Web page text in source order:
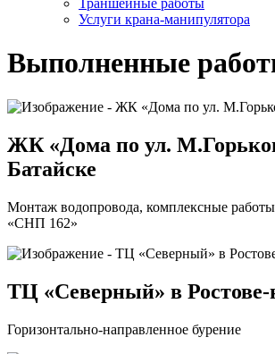
Траншейные работы
Услуги крана-манипулятора
Выполненные
ЖК «Дома по ул.
Батайске
Монтаж водопровода, комплексные
«СНП 162»
ТЦ «Северный» в
Горизонтально-направленное бурение